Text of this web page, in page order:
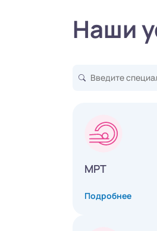
Наши
МРТ
Подробнее